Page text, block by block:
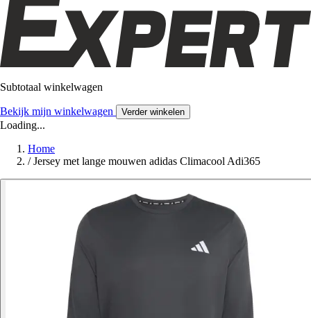
Subtotaal winkelwagen
Bekijk mijn winkelwagen Verder winkelen
Loading...
Home
/ Jersey met lange mouwen adidas Climacool Adi365